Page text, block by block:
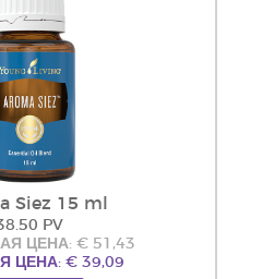
Siez 15 ml
PV
ЦЕНА: € 51,43
ЦЕНА: € 39,09